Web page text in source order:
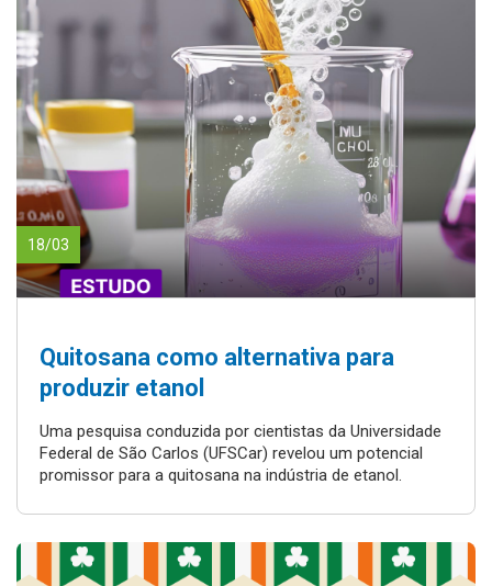
18/03
Quitosana como alternativa para
produzir etanol
Uma pesquisa conduzida por cientistas da Universidade
Federal de São Carlos (UFSCar) revelou um potencial
promissor para a quitosana na indústria de etanol.